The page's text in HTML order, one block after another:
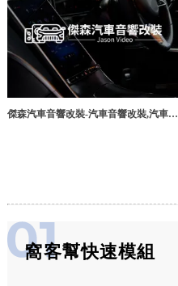
傑森汽車音響改裝-汽車音響改裝,汽車保
窩客幫快速模組